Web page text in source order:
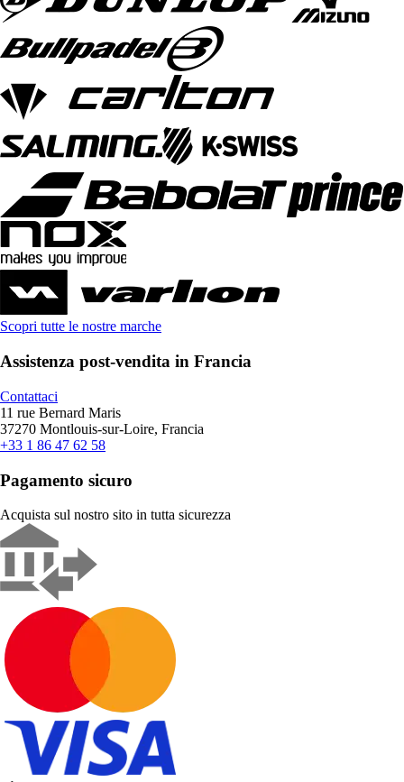
Scopri tutte le nostre marche
Assistenza post-vendita in Francia
Contattaci
11 rue Bernard Maris
37270 Montlouis-sur-Loire, Francia
+33 1 86 47 62 58
Pagamento sicuro
Acquista sul nostro sito in tutta sicurezza